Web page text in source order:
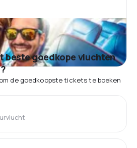
beste goedkope vluchten
de goedkoopste tickets te boeken